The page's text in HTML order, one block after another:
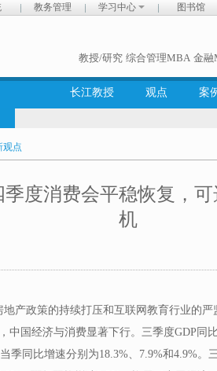
教务管理 学习中心 图书馆
教授/研究 综合管理MBA 金融
长江教授 观点 案
观点
度消费会平稳恢复，可
机
地产政策的持续打压和互联网教育行业的
中国经济与消费显著下行。三季度GDP同
季同比增速分别为18.3%、7.9%和4.9%。